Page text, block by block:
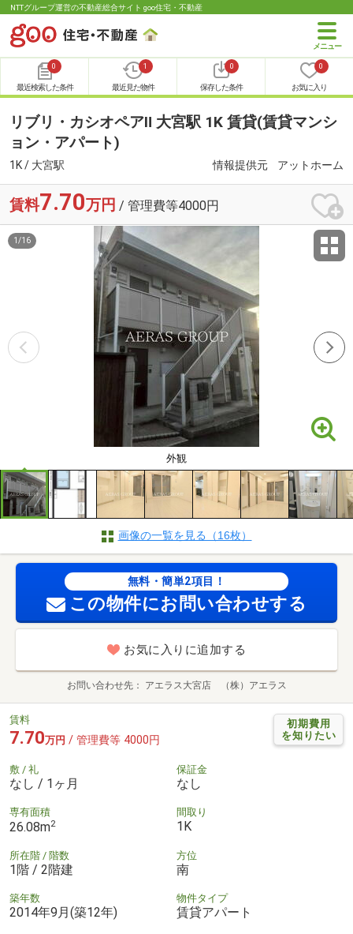
NTTグループ運営の不動産総合サイト goo住宅・不動産
0
最近検索した条件
1
最近見た物件
0
保存した条件
0
お気に入り
リブリ・カシオペアⅡ 大宮駅 1K 賃貸(賃貸マンシ
ョン・アパート)
1K / 大宮駅 情報提供元 アットホーム
賃料7.70万円 / 管理費等4000円
外観
1 /16
画像の一覧を見る（16枚）
無料・簡単2項目！
この物件にお問い合わせする
お気に入りに追加する
お問い合わせ先 アエラス大宮店 （株）アエラス
初期費用
を知りたい
賃料
7.70万円 / 管理費等 4000円
敷 / 礼
なし / 1ヶ月
保証金
なし
専有面積
26.08m2
間取り
1K
所在階 / 階数
1階 / 2階建
方位
南
築年数
2014年9月(築12年)
物件タイプ
賃貸アパート